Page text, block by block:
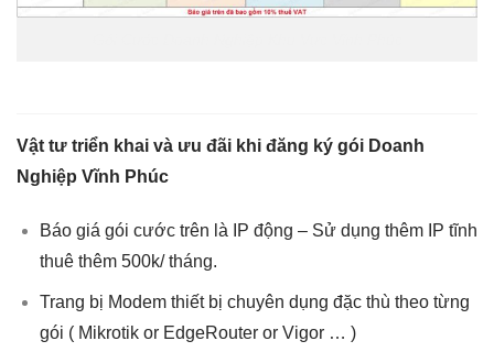
Vật tư triển khai và ưu đãi khi đăng ký gói Doanh
Nghiệp Vĩnh Phúc
Báo giá gói cước trên là IP động – Sử dụng thêm IP tĩnh
thuê thêm 500k/ tháng.
Trang bị Modem thiết bị chuyên dụng đặc thù theo từng
gói ( Mikrotik or EdgeRouter or Vigor … )